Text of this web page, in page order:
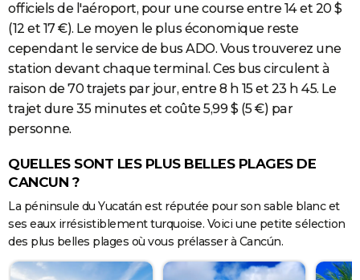
officiels de l'aéroport, pour une course entre 14 et 20 $
(12 et 17 €). Le moyen le plus économique reste
cependant le service de bus ADO. Vous trouverez une
station devant chaque terminal. Ces bus circulent à
raison de 70 trajets par jour, entre 8 h 15 et 23 h 45. Le
trajet dure 35 minutes et coûte 5,99 $ (5 €) par
personne.
QUELLES SONT LES PLUS BELLES PLAGES DE
CANCUN ?
La péninsule du Yucatán est réputée pour son sable blanc et
ses eaux irrésistiblement turquoise. Voici une petite sélection
des plus belles plages où vous prélasser à Cancún.